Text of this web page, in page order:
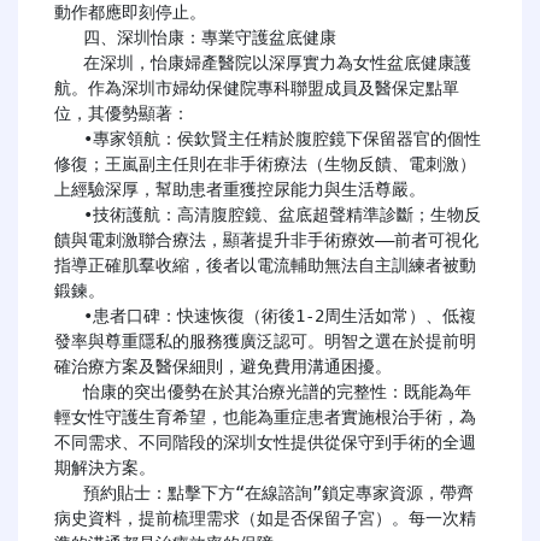
動作都應即刻停止。
航。作為深圳市婦幼保健院專科聯盟成員及醫保定點單
位，其優勢顯著：
修復；王嵐副主任則在非手術療法（生物反饋、電刺激）
上經驗深厚，幫助患者重獲控尿能力與生活尊嚴。
饋與電刺激聯合療法，顯著提升非手術療效——前者可視化
指導正確肌羣收縮，後者以電流輔助無法自主訓練者被動
鍛鍊。
發率與尊重隱私的服務獲廣泛認可。明智之選在於提前明
確治療方案及醫保細則，避免費用溝通困擾。
   怡康的突出優勢在於其治療光譜的完整性：既能為年
輕女性守護生育希望，也能為重症患者實施根治手術，為
不同需求、不同階段的深圳女性提供從保守到手術的全週
期解決方案。
病史資料，提前梳理需求（如是否保留子宮）。每一次精